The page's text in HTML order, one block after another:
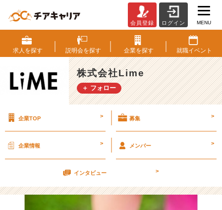
と
運
【株
式
会
社
e
イ
ム
イ
会員登録 ログイン MENU
求人を探す 説明会を探す 企業を探す 就職イベント
株式会社Lime
＋ フォロー
企業TOP > 募集 >
企業情報 > メンバー >
インタビュー >